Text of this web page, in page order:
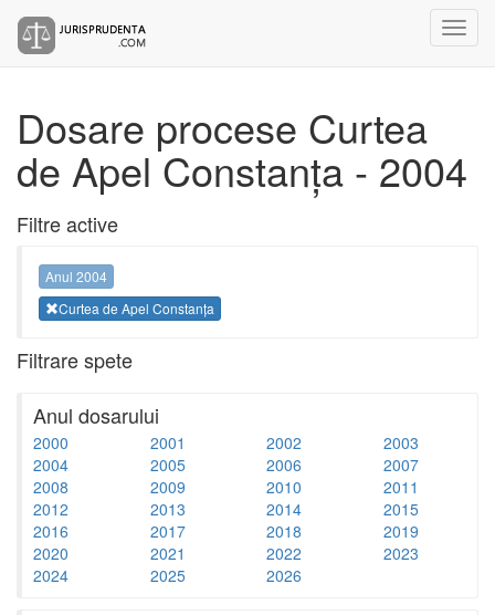
Dosare procese Curtea
de Apel Constanța - 2004
Filtre active
Anul 2004
Curtea de Apel Constanța
Filtrare spete
Anul dosarului
2000 2001 2002
2003
2004
2005 2006
2007
2008
2009 2010
2011
2012
2013 2014
2015
2016
2017 2018
2019
2020
2021 2022
2023
2024
2025 2026